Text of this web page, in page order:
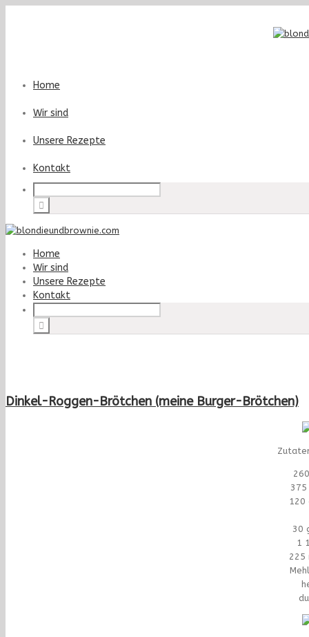
Home
Wir sind
Unsere Rezepte
Kontakt
Home
Wir sind
Unsere Rezepte
Kontakt
Dinkel-Roggen-Brötchen (meine Burger-Brötchen)
375
120
30
1
225